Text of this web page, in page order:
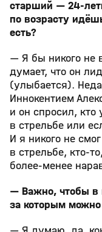
старший — 24-
по возрасту
есть?
— Я бы никого не
думает, что он
(улыбается).
Иннокентием
и он спросил,
в стрельбе или
И я никого не
в стрельбе, кто-
более-менее
— Важно, чтобы в
за которым можно